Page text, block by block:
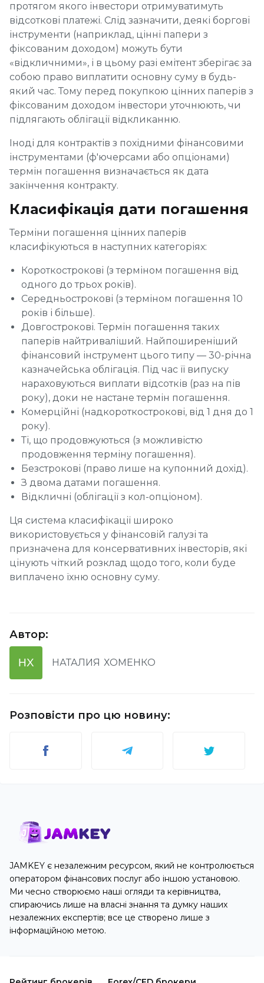
протягом якого інвестори отримуватимуть
відсоткові платежі. Слід зазначити, деякі боргові
інструменти (наприклад, цінні папери з
фіксованим доходом) можуть бути
«відкличними», і в цьому разі емітент зберігає за
собою право виплатити основну суму в будь-
який час. Тому перед покупкою цінних паперів з
фіксованим доходом інвестори уточнюють, чи
підлягають облігації відкликанню.
Іноді для контрактів з похідними фінансовими
інструментами (ф'ючерсами або опціонами)
термін погашення визначається як дата
закінчення контракту.
Класифікація дати погашення
Терміни погашення цінних паперів
класифікуються в наступних категоріях:
Короткострокові (з терміном погашення від
одного до трьох років).
Середньострокові (з терміном погашення 10
років і більше).
Довгострокові. Термін погашення таких
паперів найтриваліший. Найпоширеніший
фінансовий інструмент цього типу — 30-річна
казначейська облігація. Під час її випуску
нараховуються виплати відсотків (раз на пів
року), доки не настане термін погашення.
Комерційні (надкороткострокові, від 1 дня до 1
року).
Ті, що продовжуються (з можливістю
продовження терміну погашення).
Безстрокові (право лише на купонний дохід).
З двома датами погашення.
Відкличні (облігації з кол-опціоном).
Ця система класифікації широко
використовується у фінансовій галузі та
призначена для консервативних інвесторів, які
цінують чіткий розклад щодо того, коли буде
виплачено їхню основну суму.
Автор:
НХ НАТАЛИЯ ХОМЕНКО
Розповісти про цю новину:
JAMKEY є незалежним ресурсом, який не контролюється
оператором фінансових послуг або іншою установою.
Ми чесно створюємо наші огляди та керівництва,
спираючись лише на власні знання та думку наших
незалежних експертів; все це створено лише з
інформаційною метою.